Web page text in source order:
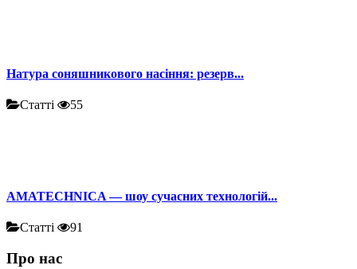
Натура соняшникового насіння: резерв...
Статті 55
AMATECHNICA — шоу сучасних технологій...
Статті 91
Про нас